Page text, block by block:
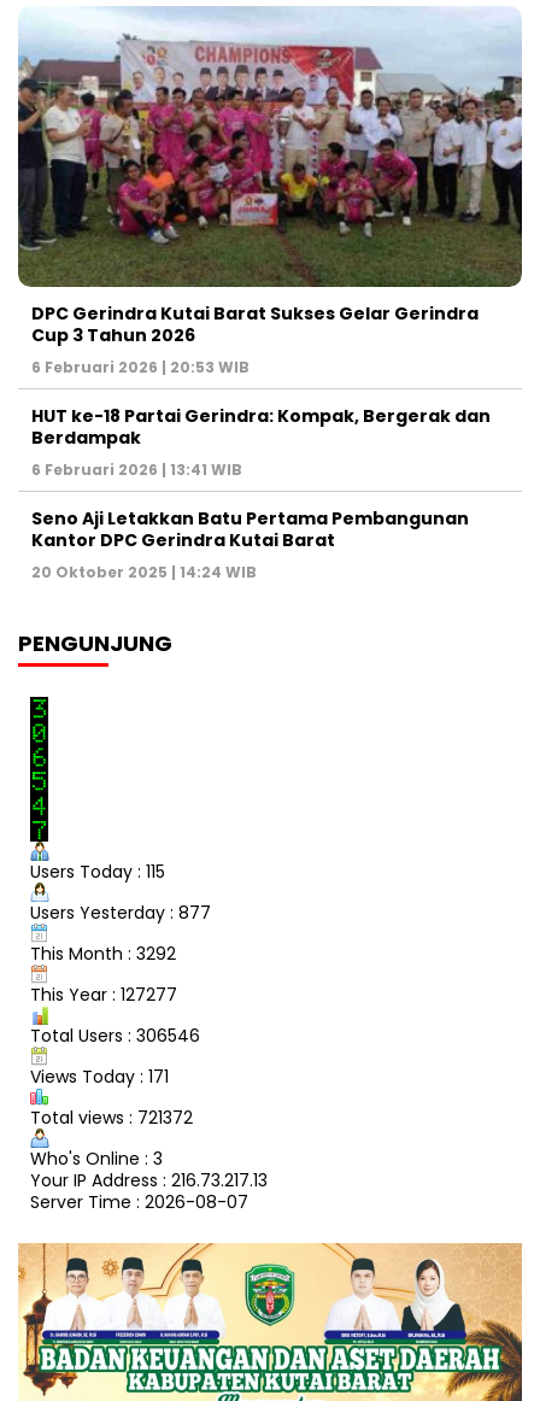
DPC Gerindra Kutai Barat Sukses Gelar Gerindra
Cup 3 Tahun 2026
6 Februari 2026 | 20:53 WIB
HUT ke-18 Partai Gerindra: Kompak, Bergerak dan
Berdampak
6 Februari 2026 | 13:41 WIB
Seno Aji Letakkan Batu Pertama Pembangunan
Kantor DPC Gerindra Kutai Barat
20 Oktober 2025 | 14:24 WIB
PENGUNJUNG
Users Today : 115
Users Yesterday : 877
This Month : 3292
This Year : 127277
Total Users : 306546
Views Today : 171
Total views : 721372
Who's Online : 3
Your IP Address : 216.73.217.13
Server Time : 2026-08-07